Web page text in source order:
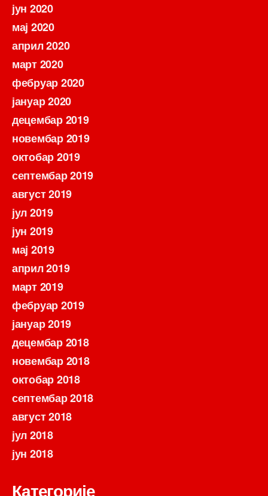
јун 2020
мај 2020
април 2020
март 2020
фебруар 2020
јануар 2020
децембар 2019
новембар 2019
октобар 2019
септембар 2019
август 2019
јул 2019
јун 2019
мај 2019
април 2019
март 2019
фебруар 2019
јануар 2019
децембар 2018
новембар 2018
октобар 2018
септембар 2018
август 2018
јул 2018
јун 2018
Категорије